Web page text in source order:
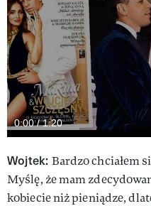
0:00 / 1:20
Wojtek: Bardzo chciałem
Myślę, że mam
kobiecie niż pieniądze,